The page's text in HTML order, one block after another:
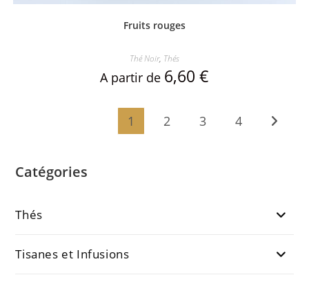
Fruits rouges
Thé Noir, Thés
A partir de 6,60 €
1 2 3 4
Catégories
Thés
Tisanes et Infusions